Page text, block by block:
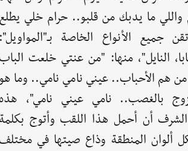
واللي ما يدبك من قلبو.. حرام خلي يطلع
جميع الأنواع الخاصة بـ"المواويل":
النايل"، منها: "من عنتي خلعت
هم الأحباب.. عيني نامي نامي.. وما
بالغصب.. نامي عيني نامي"، هذه
أن أحمل هذا اللقب وأتوج بكلمة
ألوان المنطقة وذاع صيتها في